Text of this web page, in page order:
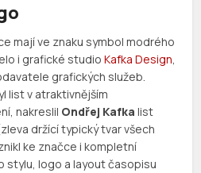
mají ve znaku symbol modrého
i grafické studioKafka Design,
grafických služeb.
list v atraktivnějším
nakreslil Ondřej Kafka list
držící typický tvar všech
ke značce i kompletní
stylu, logo a layout časopisu